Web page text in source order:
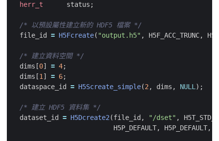
herr_t
status ;
/* 以預設屬性建立新的 HDF5 檔案 */
file_id
= H5Fcreate( "output.h5" , H5F_ACC_TRUNC,
/* 建立資料空間 */
dims [0] = 4;
dims [1] = 6;
dataspace_id
= H5Screate_simple(2, dims , NULL);
/* 建立 HDF5 資料集 */
dataset_id
= H5Dcreate2(file_id , "/dset" ,
H5P_DEFAULT, H5P_DEFAULT,